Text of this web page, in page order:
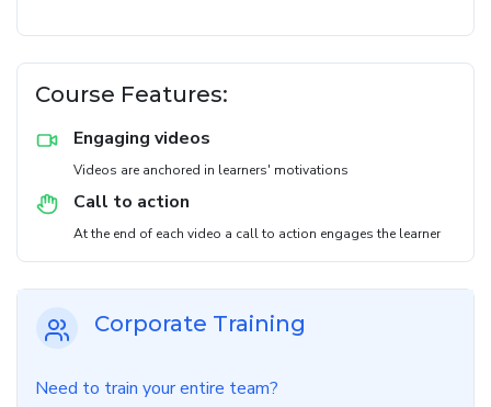
Course Features:
Engaging videos
Videos are anchored in learners' motivations
Call to action
At the end of each video a call to action engages the learner
Corporate Training
Need to train your entire team?